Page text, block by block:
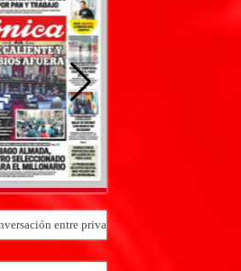
entre privados»